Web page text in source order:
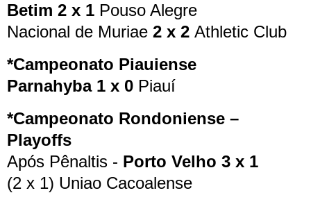
Betim 2 x 1 Pouso Alegre
Nacional de Muriae 2 x 2 Athletic Club
*Campeonato Piauiense
Parnahyba 1 x 0 Piauí
*Campeonato Rondoniense –
Playoffs
Após Pênaltis - Porto Velho 3 x 1
(2 x 1) Uniao Cacoalense